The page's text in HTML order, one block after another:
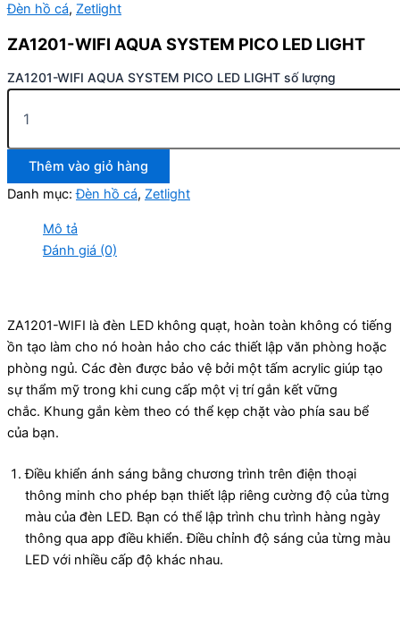
Đèn hồ cá, Zetlight
ZA1201-WIFI AQUA SYSTEM PICO LED LIGHT
ZA1201-WIFI AQUA SYSTEM PICO LED LIGHT số lượng
Thêm vào giỏ hàng
Danh mục:Đèn hồ cá, Zetlight
Mô tả
Đánh giá (0)
ZA1201-WIFI là đèn LED không quạt, hoàn toàn không có tiếng
ồn tạo làm cho nó hoàn hảo cho các thiết lập văn phòng hoặc
phòng ngủ. Các đèn được bảo vệ bởi một tấm acrylic giúp tạo
sự thẩm mỹ trong khi cung cấp một vị trí gắn kết vững
chắc. Khung gắn kèm theo có thể kẹp chặt vào phía sau bể
của bạn.
Điều khiển ánh sáng bằng chương trình trên điện thoại
thông minh cho phép bạn thiết lập riêng cường độ của từng
màu của đèn LED. Bạn có thể lập trình chu trình hàng ngày
thông qua app điều khiển. Điều chỉnh độ sáng của từng màu
LED với nhiều cấp độ khác nhau.